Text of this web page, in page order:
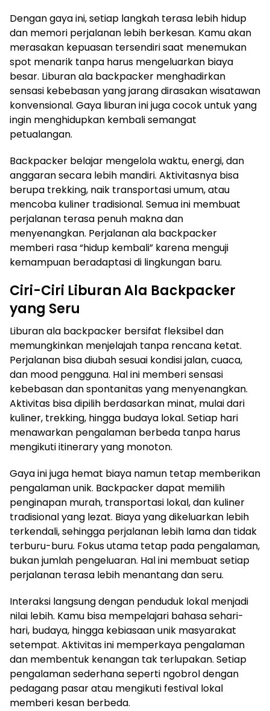
Dengan gaya ini, setiap langkah terasa lebih hidup
dan memori perjalanan lebih berkesan. Kamu akan
merasakan kepuasan tersendiri saat menemukan
spot menarik tanpa harus mengeluarkan biaya
besar. Liburan ala backpacker menghadirkan
sensasi kebebasan yang jarang dirasakan wisatawan
konvensional. Gaya liburan ini juga cocok untuk yang
ingin menghidupkan kembali semangat
petualangan.
Backpacker belajar mengelola waktu, energi, dan
anggaran secara lebih mandiri. Aktivitasnya bisa
berupa trekking, naik transportasi umum, atau
mencoba kuliner tradisional. Semua ini membuat
perjalanan terasa penuh makna dan
menyenangkan. Perjalanan ala backpacker
memberi rasa “hidup kembali” karena menguji
kemampuan beradaptasi di lingkungan baru.
Ciri-Ciri Liburan Ala Backpacker
yang Seru
Liburan ala backpacker bersifat fleksibel dan
memungkinkan menjelajah tanpa rencana ketat.
Perjalanan bisa diubah sesuai kondisi jalan, cuaca,
dan mood pengguna. Hal ini memberi sensasi
kebebasan dan spontanitas yang menyenangkan.
Aktivitas bisa dipilih berdasarkan minat, mulai dari
kuliner, trekking, hingga budaya lokal. Setiap hari
menawarkan pengalaman berbeda tanpa harus
mengikuti itinerary yang monoton.
Gaya ini juga hemat biaya namun tetap memberikan
pengalaman unik. Backpacker dapat memilih
penginapan murah, transportasi lokal, dan kuliner
tradisional yang lezat. Biaya yang dikeluarkan lebih
terkendali, sehingga perjalanan lebih lama dan tidak
terburu-buru. Fokus utama tetap pada pengalaman,
bukan jumlah pengeluaran. Hal ini membuat setiap
perjalanan terasa lebih menantang dan seru.
Interaksi langsung dengan penduduk lokal menjadi
nilai lebih. Kamu bisa mempelajari bahasa sehari-
hari, budaya, hingga kebiasaan unik masyarakat
setempat. Aktivitas ini memperkaya pengalaman
dan membentuk kenangan tak terlupakan. Setiap
pengalaman sederhana seperti ngobrol dengan
pedagang pasar atau mengikuti festival lokal
memberi kesan berbeda.